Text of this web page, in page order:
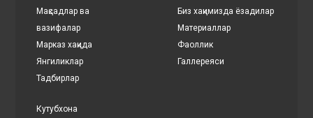
Мақсадлар ва
вазифалар
Марказ хақида
Янгиликлар
Тадбирлар
Биз хақимизда ёзадилар
Материаллар
Фаоллик
Галлереяси
Кутубхона